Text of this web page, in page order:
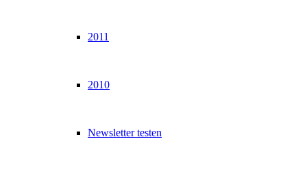
2011
2010
Newsletter testen